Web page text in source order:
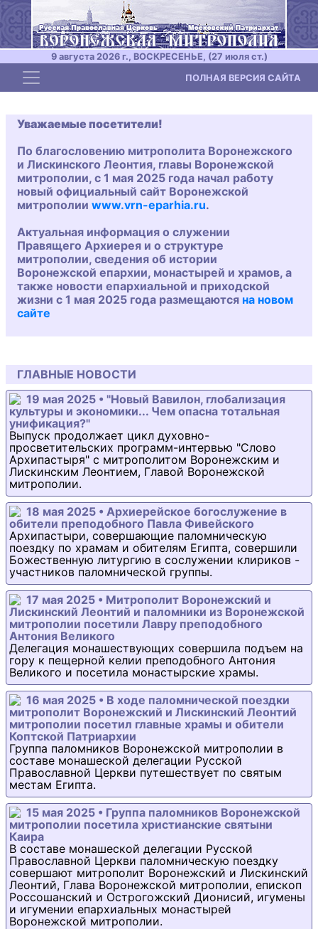
9 августа 2026 г., ВОСКРЕСЕНЬЕ, (27 июля ст.)
Toggle navigation ПОЛНАЯ ВЕРСИЯ САЙТА
Уважаемые посетители!
По благословению митрополита Воронежского
и Лискинского Леонтия, главы Воронежской
митрополии, с 1 мая 2025 года начал работу
новый официальный сайт Воронежской
митрополии www.vrn-eparhia.ru.
Актуальная информация о служении
Правящего Архиерея и о структуре
митрополии, сведения об истории
Воронежской епархии, монастырей и храмов, а
также новости епархиальной и приходской
жизни с 1 мая 2025 года размещаются на новом
сайте
ГЛАВНЫЕ НОВОСТИ
19 мая 2025 • "Новый Вавилон, глобализация
культуры и экономики... Чем опасна тотальная
унификация?"
Выпуск продолжает цикл духовно-
просветительских программ-интервью "Слово
Архипастыря" с митрополитом Воронежским и
Лискинским Леонтием, Главой Воронежской
митрополии.
18 мая 2025 • Архиерейское богослужение в
обители преподобного Павла Фивейского
Архипастыри, совершающие паломническую
поездку по храмам и обителям Египта, совершили
Божественную литургию в сослужении клириков -
участников паломнической группы.
17 мая 2025 • Митрополит Воронежский и
Лискинский Леонтий и паломники из Воронежской
митрополии посетили Лавру преподобного
Антония Великого
Делегация монашествующих совершила подъем на
гору к пещерной келии преподобного Антония
Великого и посетила монастырские храмы.
16 мая 2025 • В ходе паломнической поездки
митрополит Воронежский и Лискинский Леонтий
митрополии посетил главные храмы и обители
Коптской Патриархии
Группа паломников Воронежской митрополии в
составе монашеской делегации Русской
Православной Церкви путешествует по святым
местам Египта.
15 мая 2025 • Группа паломников Воронежской
митрополии посетила христианские святыни
Каира
В составе монашеской делегации Русской
Православной Церкви паломническую поездку
совершают митрополит Воронежский и Лискинский
Леонтий, Глава Воронежской митрополии, епископ
Россошанский и Острогожский Дионисий, игумены
и игумении епархиальных монастырей
Воронежской митрополии.